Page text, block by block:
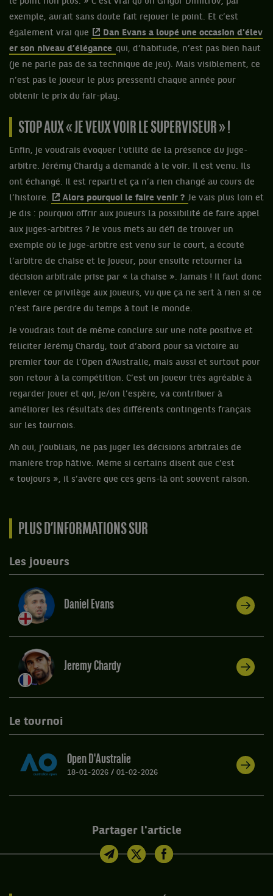
exemple, aurait sans doute fait rejouer le point. Et c’est
également vrai que
Dan Evans a loupé une occasion d'élev
er son niveau d’élégance qui, d’habitude, n’est pas bien haut
(je ne parle pas de sa technique de jeu). Mais visiblement, ce
n’est pas le joueur le plus pressenti chaque année pour
obtenir le prix du fair-play.
STOP AUX « JE VEUX VOIR LE SUPERVISEUR » !
Enfin, je voudrais évoquer l’utilité de la présence du juge-
arbitre. Jérémy Chardy a demandé à le voir. Il est venu. Ils
ont échangé. Il est reparti et ça n’a rien changé au cours de
l’histoire.
Alors pourquoi le faire venir ? Je vais plus loin et
je dis : pourquoi offrir aux joueurs la possibilité de faire appel
aux juges-arbitres ? Je vous mets au défi de trouver un
exemple où le juge-arbitre est venu sur le court, a écouté
l’arbitre de chaise et le joueur, pour ensuite retourner la
décision arbitrale prise par « la chaise ». Jamais ! Il faut donc
enlever ce privilège aux joueurs, vu que ça ne sert à rien si ce
n’est faire perdre du temps à tout le monde.
Je voudrais tout de même conclure sur une note positive et
féliciter Jérémy Chardy, tout d’abord pour sa victoire au
premier tour de l’Open d’Australie, mais aussi et surtout pour
son retour à la compétition. C’est un joueur très agréable à
regarder jouer et qui, je/on l’espère, va contribuer à
améliorer les résultats des différents contingents français
sur les tournois.
Ah oui, j’oubliais, ne pas juger les décisions arbitrales de
manière trop hâtive. Même si certains disent que c’est
« toujours », il s’avère que ces gens-là ont souvent raison.
PLUS D’INFORMATIONS SUR
Les joueurs
Daniel Evans
Jeremy Chardy
Le tournoi
Open D'Australie
18-01-2026 / 01-02-2026
Partager l'article